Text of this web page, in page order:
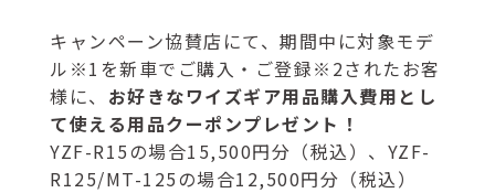
キャンペーン協賛店にて、期間中に対象モデ
ル※1を新車でご購入・ご登録※2されたお客
様に、 お好きなワイズギア用品購入費用とし
て使える用品クーポンプレゼント！
YZF-R15の場合15,500円分（税込）、YZF-
R125/MT-125の場合12,500円分（税込）